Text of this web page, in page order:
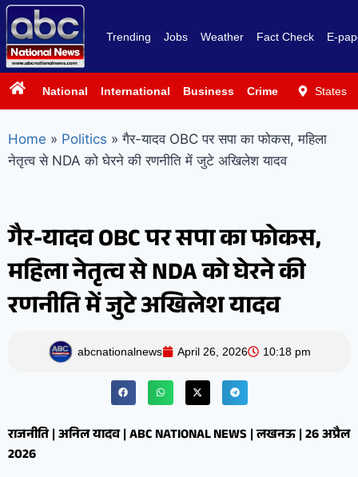
Trending Jobs Weather Fact Check E-
National International Business Crime PoliticsStates
Home » Politics » गैर-यादव OBC पर सपा का फोकस, महिला
नेतृत्व से NDA को घेरने की रणनीति में जुटे अखिलेश यादव
गैर-यादव OBC पर सपा का फोकस,
महिला नेतृत्व से NDA को घेरने की
रणनीति में जुटे अखिलेश यादव
abcnationalnews April 26, 2026 10:18 pm
राजनीति | अनिल यादव | ABC NATIONAL NEWS | लखनऊ | 26 अप्रैल
2026